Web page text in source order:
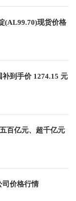
(AL99.70)现货价格
到手价 1274.15 元
百亿元、超千亿元
司价格行情